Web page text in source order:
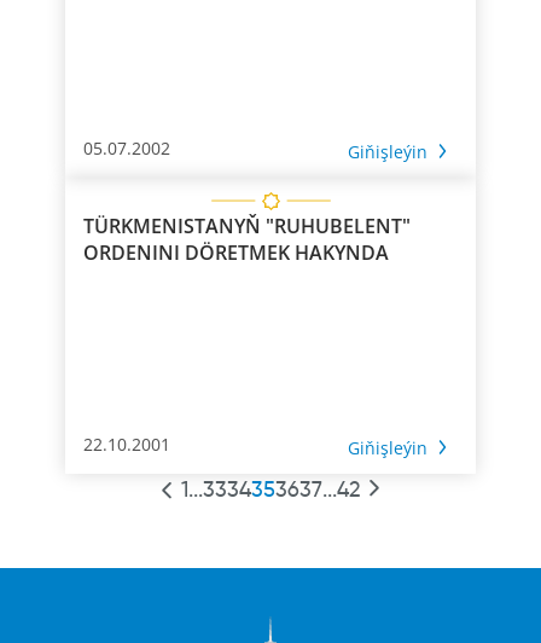
05.07.2002 Giňişleýin
TÜRKMENISTANYŇ "RUHUBELENT"
ORDENINI DÖRETMEK HAKYNDA
22.10.2001 Giňişleýin
1...3334353637...42